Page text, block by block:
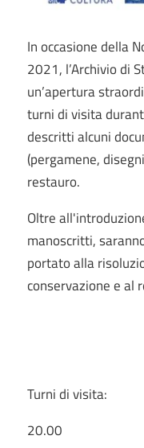
In occasione della
2021, l’Archivio di
un’apertura
turni di visita
descritti alcuni
(pergamene,
restauro.
Oltre
manoscritti,
portato alla
conservazione e al
Turni di visita:
20.00